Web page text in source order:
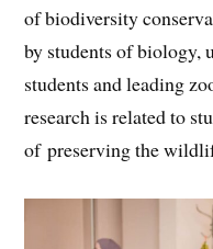
of biodiversity
by students of biology,
students and leading
research is related to
of preserving the